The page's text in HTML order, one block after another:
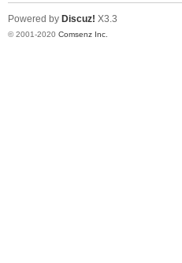
Powered by Discuz! X3.3
© 2001-2020 Comsenz Inc.